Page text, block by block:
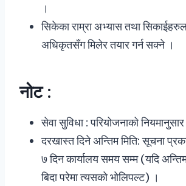
।
सिकेका राम्रा अभ्यास तथा
अधिकृतसँग मिलेर तयार गर्न सक्ने ।
नोट :
सेवा सुविधा : परियोजनाको
दरखास्त दिने अन्तिम मिति: सूचना
७ दिन कार्यालय समय सम्म (यदि
बिदा परेमा त्यसको भोलिपल्ट) ।